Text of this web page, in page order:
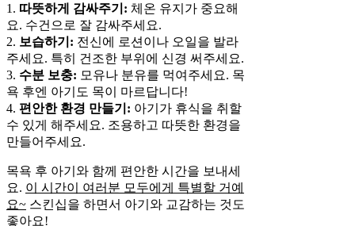
1. 따뜻하게 감싸주기: 체온 유지가 중요해
요. 수건으로 잘 감싸주세요.
2. 보습하기: 전신에 로션이나 오일을 발라
주세요. 특히 건조한 부위에 신경 써주세요.
3. 수분 보충: 모유나 분유를 먹여주세요. 목
욕 후엔 아기도 목이 마르답니다!
4. 편안한 환경 만들기: 아기가 휴식을 취할
수 있게 해주세요. 조용하고 따뜻한 환경을
만들어주세요.
목욕 후 아기와 함께 편안한 시간을 보내세
요. 이 시간이 여러분 모두에게 특별할 거예
요~ 스킨십을 하면서 아기와 교감하는 것도
좋아요!